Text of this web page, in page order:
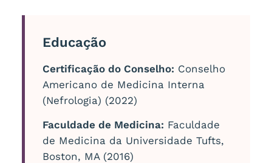
Educação
Certificação do Conselho: Conselho
Americano de Medicina Interna
(Nefrologia) (2022)
Faculdade de Medicina: Faculdade
de Medicina da Universidade Tufts,
Boston, MA (2016)